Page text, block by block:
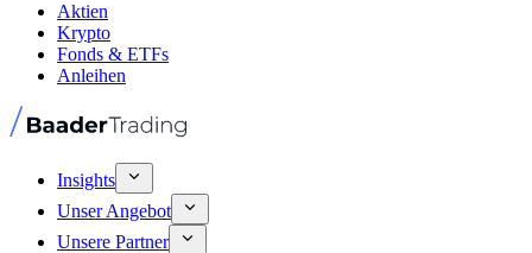
Aktien
Krypto
Fonds & ETFs
Anleihen
Insights
Unser Angebot
Unsere Partner